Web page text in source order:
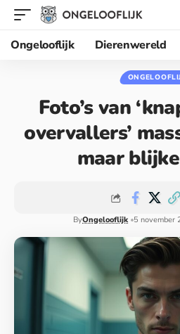
Ongelooflijk
Dierenwereld
Foto’s van
overvallers’
maar
ByOngelooflijk 5 november